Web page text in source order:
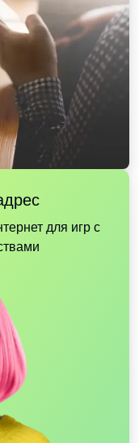
для игр с